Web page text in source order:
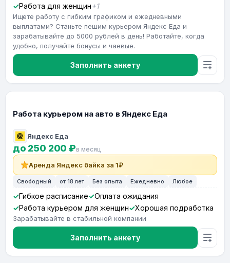
Работа для женщин +1
Ищете работу с гибким графиком и ежедневными
выплатами? Станьте пешим курьером Яндекс Еда и
зарабатывайте до 5000 рублей в день! Работайте, когда
удобно, получайте бонусы и чаевые.
Заполнить анкету
Работа курьером на авто в Яндекс Еда
Яндекс Еда
до 250 200 ₽в месяц
Аренда Яндекс байка за 1₽
Свободный от 18 лет Без опыта Ежедневно Любое
Гибкое расписание
Оплата ожидания
Работа курьером для женщин
Хорошая подработка
Зарабатывайте в стабильной компании
Заполнить анкету